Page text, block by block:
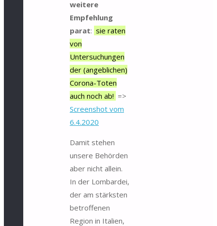
weitere
Empfehlung
parat: sie raten
von
Untersuchungen
der (angeblichen)
Corona-Toten
auch noch ab! =>
Screenshot vom
6.4.2020
Damit stehen
unsere Behörden
aber nicht allein.
In der Lombardei,
der am stärksten
betroffenen
Region in Italien,